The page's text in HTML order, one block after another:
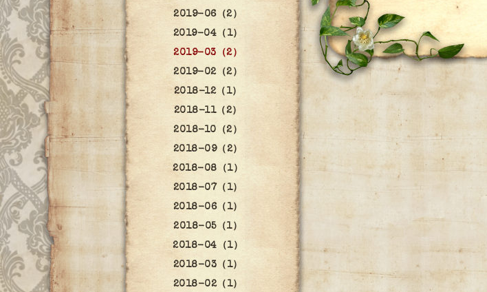
2019-06（2）
2019-04（1）
2019-03（2）
2019-02（2）
2018-12（1）
2018-11（2）
2018-10（2）
2018-09（2）
2018-08（1）
2018-07（1）
2018-06（1）
2018-05（1）
2018-04（1）
2018-03（1）
2018-02（1）